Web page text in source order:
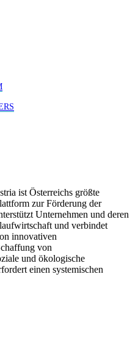
ist Österreichs größte
zur Förderung der
Unternehmen und deren
und verbindet
innovativen
von
und ökologische
einen systemischen